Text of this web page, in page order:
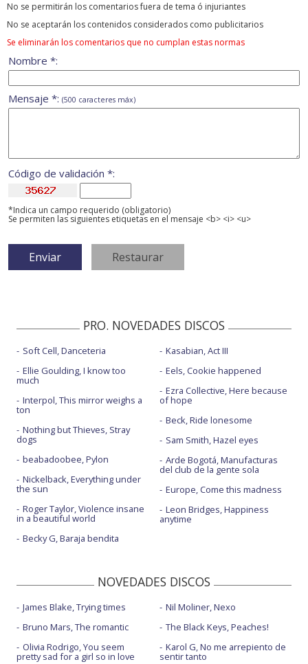
No se permitirán los comentarios fuera de tema ó injuriantes
No se aceptarán los contenidos considerados como publicitarios
Se eliminarán los comentarios que no cumplan estas normas
Nombre *:
Mensaje *: (500 caracteres máx)
Código de validación *:
*Indica un campo requerido (obligatorio)
Se permiten las siguientes etiquetas en el mensaje <b> <i> <u>
PRO. NOVEDADES DISCOS
Soft Cell, Danceteria
Ellie Goulding, I know too
much
Interpol, This mirror weighs a
ton
Nothing but Thieves, Stray
dogs
beabadoobee, Pylon
Nickelback, Everything under
the sun
Roger Taylor, Violence insane
in a beautiful world
Becky G, Baraja bendita
Kasabian, Act III
Eels, Cookie happened
Ezra Collective, Here because
of hope
Beck, Ride lonesome
Sam Smith, Hazel eyes
Arde Bogotá, Manufacturas
del club de la gente sola
Europe, Come this madness
Leon Bridges, Happiness
anytime
NOVEDADES DISCOS
James Blake, Trying times
Bruno Mars, The romantic
Olivia Rodrigo, You seem
pretty sad for a girl so in love
Nil Moliner, Nexo
The Black Keys, Peaches!
Karol G, No me arrepiento de
sentir tanto